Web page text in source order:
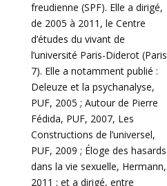
freudienne (SPF). Elle a dirigé,
de 2005 à 2011, le Centre
d’études du vivant de
l’université Paris-Diderot (Paris
7). Elle a notamment publié :
Deleuze et la psychanalyse,
PUF, 2005 ; Autour de Pierre
Fédida, PUF, 2007, Les
Constructions de l’universel,
PUF, 2009 ; Éloge des hasards
dans la vie sexuelle, Hermann,
2011 ; et a dirigé, entre